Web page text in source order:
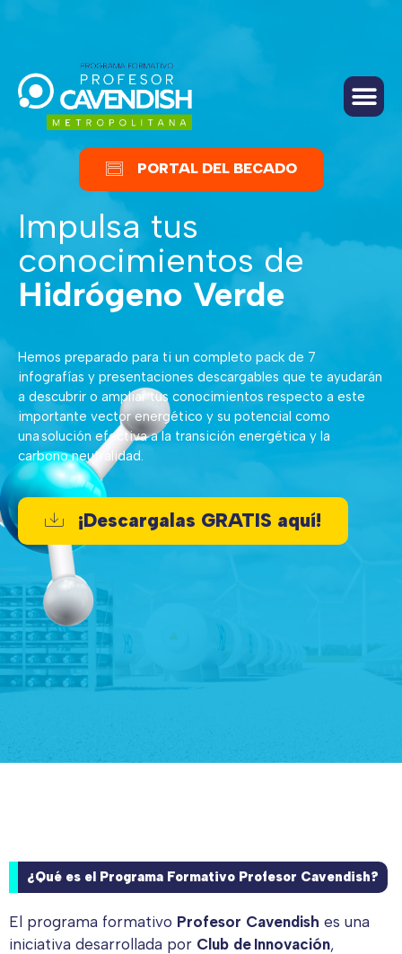
PORTAL DEL BECADO
Impulsa tus
conocimientos de
Hidrógeno Verde
Hemos preparado para ti un completo pack de 7
infografías y presentaciones descargables que te ayudarán
a descubrir o ampliar tus conocimientos respecto a este
importante vector energético y su potencial como
una solución efectiva a la transición energética y la
carbono neutralidad.
¡Descargalas GRATIS aquí!
¿Qué es el Programa Formativo Profesor Cavendish?
El programa formativo Profesor Cavendish es una
iniciativa desarrollada por Club de Innovación,